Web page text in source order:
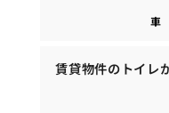
車
賃貸物件のトイレ